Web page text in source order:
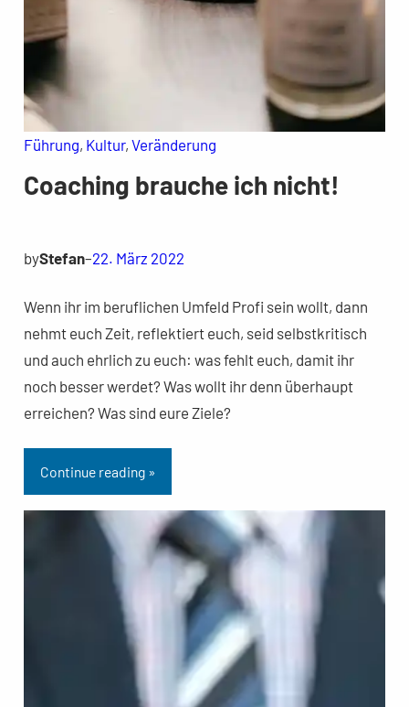
Führung, Kultur, Veränderung
Coaching brauche ich nicht!
byStefan–22. März 2022
Wenn ihr im beruflichen Umfeld Profi sein wollt, dann
nehmt euch Zeit, reflektiert euch, seid selbstkritisch
und auch ehrlich zu euch: was fehlt euch, damit ihr
noch besser werdet? Was wollt ihr denn überhaupt
erreichen? Was sind eure Ziele?
Continue reading »